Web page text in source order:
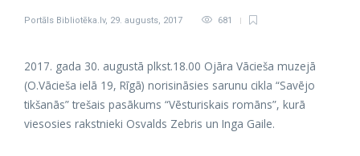
Portāls Bibliotēka.lv, 29. augusts, 2017 681
2017. gada 30. augustā plkst.18.00 Ojāra Vācieša muzejā
(O.Vācieša ielā 19, Rīgā) norisināsies sarunu cikla “Savējo
tikšanās” trešais pasākums “Vēsturiskais romāns”, kurā
viesosies rakstnieki Osvalds Zebris un Inga Gaile.